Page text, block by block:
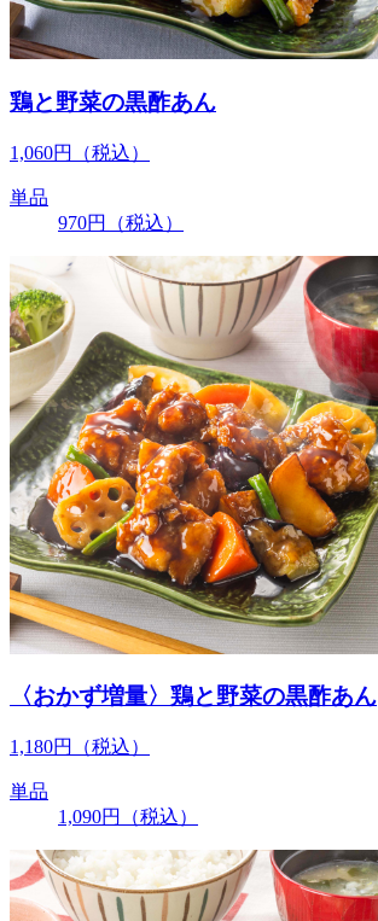
鶏と野菜の黒酢あん
1,060円 （税込）
単品
970円 （税込）
〈おかず増量〉鶏と野菜の黒酢あん
1,180円 （税込）
単品
1,090円 （税込）